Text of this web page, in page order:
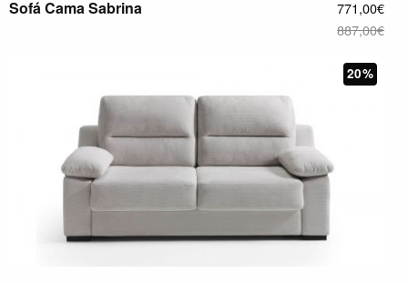
Sofá Cama Sabrina
771,00€
887,00€
20%